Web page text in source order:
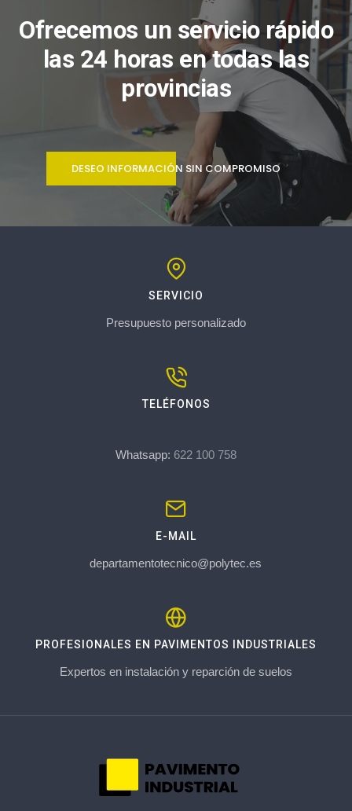
Ofrecemos un servicio rápido
las 24 horas en todas las
provincias
DESEO INFORMACIÓN SIN COMPROMISO
SERVICIO
Presupuesto personalizado
TELÉFONOS
Whatsapp: 622 100 758
E-MAIL
departamentotecnico@polytec.es
PROFESIONALES EN PAVIMENTOS INDUSTRIALES
Expertos en instalación y reparción de suelos